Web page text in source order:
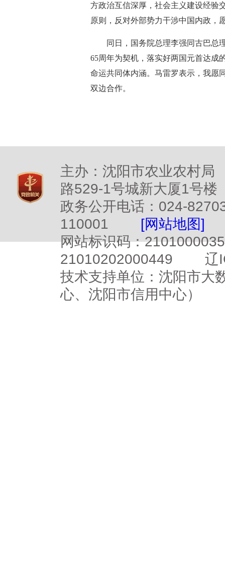
方政治互信深厚，社会主义建设经验
原则，反对外部势力干涉中国内政，
同日，国务院总理李强同古巴总
65周年为契机，落实好两国元首达成
命运共同体内涵。马雷罗表示，我愿
双边合作。
主办：沈阳市农业农村
路529-1号城新大厦1号楼
政务公开电话：024-
110001 [网站地图]
网站标识码：
21010202000449
辽
技术支持单位：沈阳市大
心、沈阳市信用中心）